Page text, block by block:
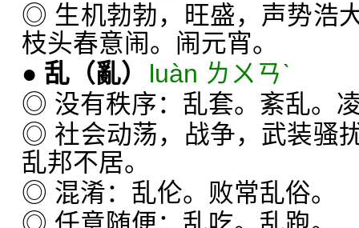
◎ 生机勃勃，旺盛，声势浩
枝头春意闹。闹元宵。
● 乱 （亂）
luàn ㄌㄨㄢˋ
◎ 没有秩序：乱套。紊乱。
◎ 社会动荡，战争，武装骚
乱邦不居。
◎ 混淆：乱伦。败常乱俗。